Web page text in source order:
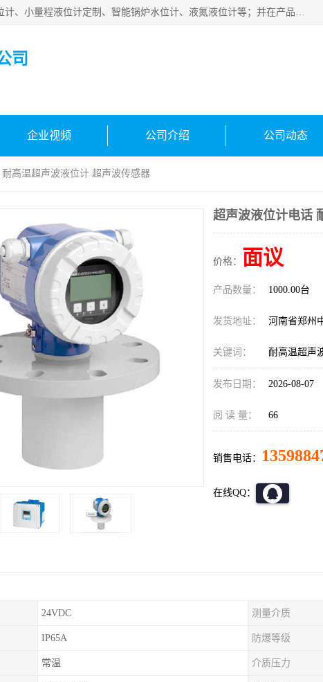
河南福瑞德仪表有限公司是生产销售电容液位计、液氨液位计、小量程液位计定制、智能锅炉水位计、液氮液位计等；并在产品开发、研制的过程中，吸取国内外仪器仪表的技术精华，建立了一支高、精、尖的科研开发队伍，使产品性能不断升级。
司
企业视频 公司介绍 公司动态
高温超声波液位计 超声波传感器
超声波液位计电话
价格： 面议
产品数量： 1000.00台
发货地址： 河南省郑州
关键词： 耐高温超声
发布日期： 2026-08-07
阅 读 量： 66
销售电话：
在线QQ：
24VDC 测量介质
IP65A 防爆等级
常温 介质压力